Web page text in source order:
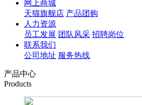
网上商城
天猫旗舰店 产品团购
人力资源
员工发展 团队风采 招聘岗位
联系我们
公司地址 服务热线
产品中心
Products